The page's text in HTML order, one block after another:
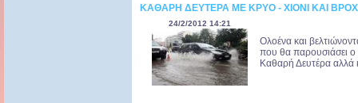
ΚΑΘΑΡΗ ΔΕΥΤΕΡΑ ΜΕ ΚΡΥΟ - ΧΙΟΝΙ ΚΑΙ
24/2/2012 14:21
Ολοένα και
που θα παρουσιάσει ο
Καθαρή Δευτέρα αλλά